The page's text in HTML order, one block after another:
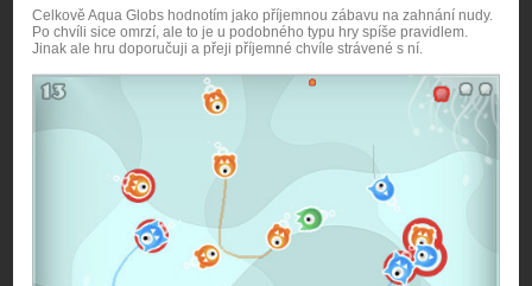
Celkově Aqua Globs hodnotím jako příjemnou zábavu na zahnání nudy.
Po chvíli sice omrzí, ale to je u podobného typu hry spíše pravidlem.
Jinak ale hru doporučuji a přeji příjemné chvíle strávené s ní.